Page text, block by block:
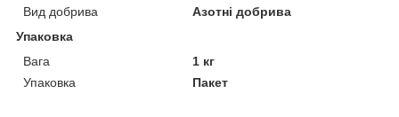
Вид добрива
Азотні добрива
Упаковка
Вага
1 кг
Упаковка
Пакет